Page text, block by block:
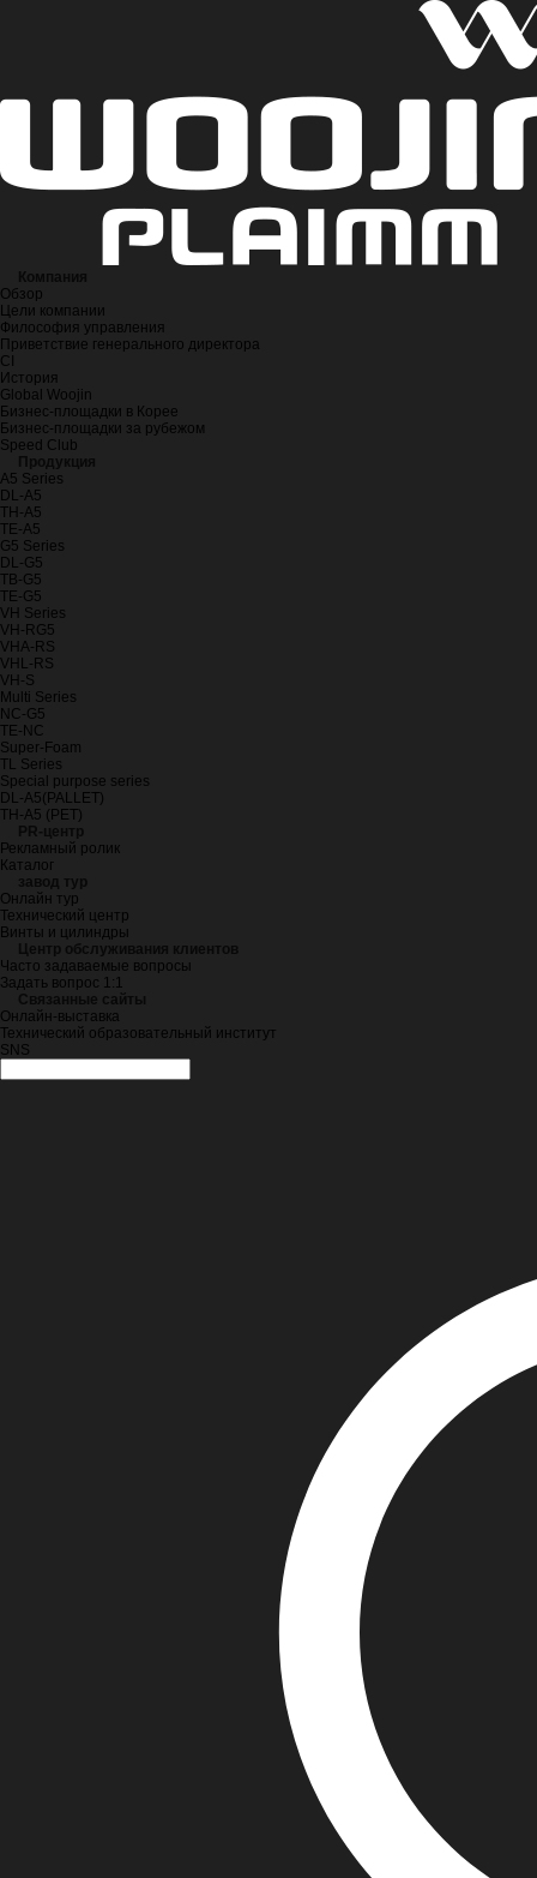
Компания
Обзор
Цели компании
Философия управления
Приветствие генерального директора
CI
История
Global Woojin
Бизнес-площадки в Корее
Бизнес-площадки за рубежом
Speed Club
Продукция
A5 Series
DL-A5
TH-A5
TE-A5
G5 Series
DL-G5
TB-G5
TE-G5
VH Series
VH-RG5
VHA-RS
VHL-RS
VH-S
Multi Series
NC-G5
TE-NC
Super-Foam
TL Series
Special purpose series
DL-A5(PALLET)
TH-A5 (PET)
PR-центр
Рекламный ролик
Каталог
завод тур
Онлайн тур
Технический центр
Винты и цилиндры
Центр обслуживания клиентов
Часто задаваемые вопросы
Задать вопрос 1:1
Связанные сайты
Онлайн-выставка
Технический образовательный институт
SNS